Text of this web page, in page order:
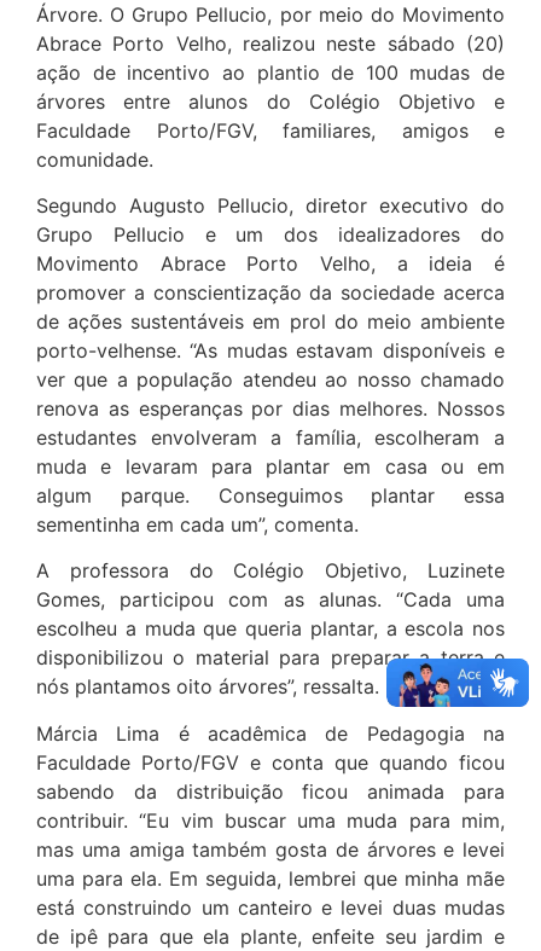
Árvore. O Grupo Pellucio, por meio do Movimento
Abrace Porto Velho, realizou neste sábado (20)
ação de incentivo ao plantio de 100 mudas de
árvores entre alunos do Colégio Objetivo e
Faculdade Porto/FGV, familiares, amigos e
comunidade.
Segundo Augusto Pellucio, diretor executivo do
Grupo Pellucio e um dos idealizadores do
Movimento Abrace Porto Velho, a ideia é
promover a conscientização da sociedade acerca
de ações sustentáveis em prol do meio ambiente
porto-velhense. “As mudas estavam disponíveis e
ver que a população atendeu ao nosso chamado
renova as esperanças por dias melhores. Nossos
estudantes envolveram a família, escolheram a
muda e levaram para plantar em casa ou em
algum parque. Conseguimos plantar essa
sementinha em cada um”, comenta.
A professora do Colégio Objetivo, Luzinete
Gomes, participou com as alunas. “Cada uma
escolheu a muda que queria plantar, a escola nos
disponibilizou o material para preparar a terra e
nós plantamos oito árvores”, ressalta.
Márcia Lima é acadêmica de Pedagogia na
Faculdade Porto/FGV e conta que quando ficou
sabendo da distribuição ficou animada para
contribuir. “Eu vim buscar uma muda para mim,
mas uma amiga também gosta de árvores e levei
uma para ela. Em seguida, lembrei que minha mãe
está construindo um canteiro e levei duas mudas
de ipê para que ela plante, enfeite seu jardim e